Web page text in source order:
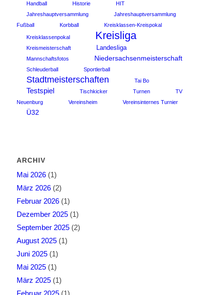
Handball
Historie
HIT
Jahreshauptversammlung
Jahreshauptversammlung
Fußball
Korbball Kreisklassen-Kreispokal
Kreisklassenpokal Kreisliga
Kreismeisterschaft Landesliga
Mannschaftsfotos Niedersachsenmeisterschaft
Schleuderball Sportlerball
Stadtmeisterschaften Tai Bo
Testspiel Tischkicker Turnen
TV
Neuenburg
Vereinsheim Vereinsinternes Turnier
Ü32
ARCHIV
Mai 2026(1)
März 2026(2)
Februar 2026(1)
Dezember 2025(1)
September 2025(2)
August 2025(1)
Juni 2025(1)
Mai 2025(1)
März 2025(1)